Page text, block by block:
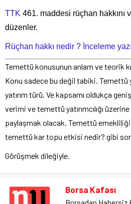
TTK 461. maddesi rüçhan hakkını
düzenler.
Rüçhan hakkı nedir ? İnceleme
Temettü konusunun anlam ve teorik
Konu sadece bu değil tabiki. Temettü
yatırım türü. Ve kapsamı oldukça
verimi ve temettü yatırımcılığı
paylaşmak olacak. Temettü emekliliği
temettü kar topu etkisi nedir? gibi
Görüşmek dileğiyle.
Borsa Kafası